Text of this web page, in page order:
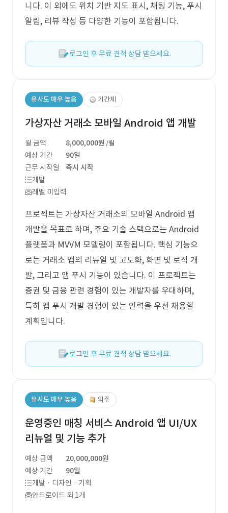
니다. 이 외에도 위치 기반 지도 표시, 채팅 기능, 푸시
알림, 리뷰 작성 등 다양한 기능이 포함됩니다.
로그인 후 무료 견적 상담 받으세요.
유사도 매우 높음 기간제
가상자산 거래소 모바일 Android 앱 개발
월 금액 8,000,000원 /월
예상 기간
90일
근무 시작일
즉시 시작
개발
레벨 미입력
프로젝트는 가상자산 거래소의 모바일 Android 앱
개발을 목표로 하며, 주요 기술 스택으로는 Android
플랫폼과 MVVM 모델링이 포함됩니다. 핵심 기능으
로는 거래소 앱의 리뉴얼 및 고도화, 화면 및 로직 개
발, 그리고 앱 푸시 기능이 있습니다. 이 프로젝트는
증권 및 금융 관련 경험이 있는 개발자를 우대하며,
특히 앱 푸시 개발 경험이 있는 인력을 우선 채용할
계획입니다.
로그인 후 무료 견적 상담 받으세요.
유사도 매우 높음 외주
운영중인 매칭 서비스 Android 앱 UI/UX
리뉴얼 및 기능 추가
예상 금액
20,000,000원
예상 기간
90일
개발 · 디자인 · 기획
안드로이드 외 1개